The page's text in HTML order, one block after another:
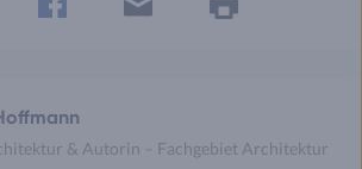
& Autorin – Fachgebiet Architektur